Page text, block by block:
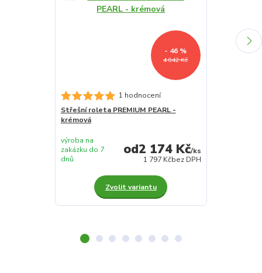
4 042 Kč
- 46 %
1 hodnocení
Střešní roleta PREMIUM PEARL -
krémová
2 174 Kč/ks
1 797 Kčbez DPH
výroba na
zakázku do 7
dnů
Zvolit variantu